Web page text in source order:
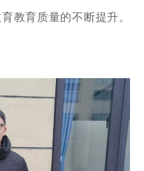
教育质量的不断提升。